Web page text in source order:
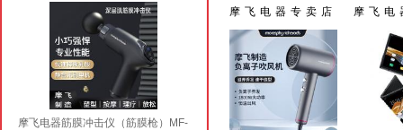
摩飞电器筋膜冲击仪（筋膜枪）MF-
摩飞电器专卖店
摩飞电